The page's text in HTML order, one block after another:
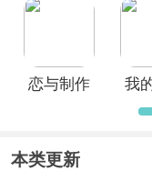
恋与制作
我
猫
本类更新